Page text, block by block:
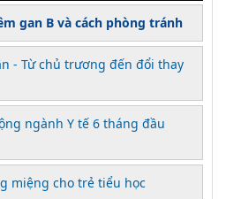
gan B và cách phòng tránh
- Từ chủ trương đến đổi thay
ngành Y tế 6 tháng đầu
miệng cho trẻ tiểu học